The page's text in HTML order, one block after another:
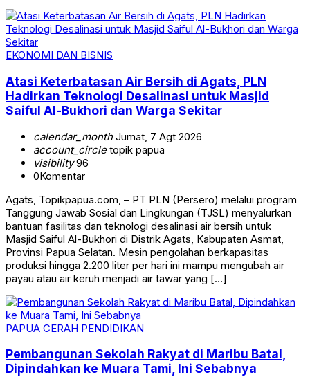
EKONOMI DAN BISNIS
Atasi Keterbatasan Air Bersih di Agats, PLN
Hadirkan Teknologi Desalinasi untuk Masjid
Saiful Al-Bukhori dan Warga Sekitar
calendar_monthJumat, 7 Agt 2026
account_circletopik papua
visibility96
0Komentar
Agats, Topikpapua.com, – PT PLN (Persero) melalui program
Tanggung Jawab Sosial dan Lingkungan (TJSL) menyalurkan
bantuan fasilitas dan teknologi desalinasi air bersih untuk
Masjid Saiful Al-Bukhori di Distrik Agats, Kabupaten Asmat,
Provinsi Papua Selatan. Mesin pengolahan berkapasitas
produksi hingga 2.200 liter per hari ini mampu mengubah air
payau atau air keruh menjadi air tawar yang […]
PAPUA CERAH PENDIDIKAN
Pembangunan Sekolah Rakyat di Maribu Batal,
Dipindahkan ke Muara Tami, Ini Sebabnya